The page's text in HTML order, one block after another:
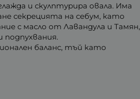
и скулптурира овала. Има
секрецията на себум, като
с масло от Лавандула и Тамян,
подпухвания.
баланс, тъй като